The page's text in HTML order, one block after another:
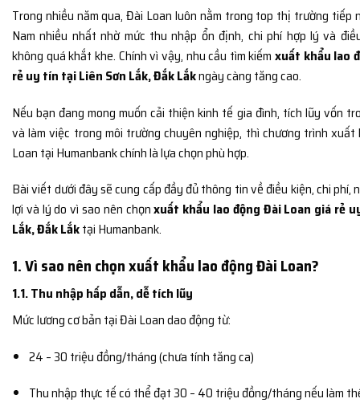
Trong nhiều năm qua,Đài Loan luôn nằm trong top thị trường tiếp
Nam nhiều nhất nhờ mức thu nhập ổn định, chi phí hợp lý và
không quá khắt khe. Chính vì vậy, nhu cầu tìm kiếmxuất khẩu lao
rẻ uy tín tại Liên Sơn Lắk, Đắk Lắkngày càng tăng cao.
Nếu bạn đang mong muốn cải thiện kinh tế gia đình, tích lũy vốn
và làm việc trong môi trường chuyên nghiệp, thì chương trình
Loan tại Humanbank chính là lựa chọn phù hợp.
Bài viết dưới đây sẽ cung cấp đầy đủ thông tin về điều kiện, chi phí,
lợi và lý do vì sao nên chọnxuất khẩu lao động Đài Loan giá rẻ
Lắk, Đắk Lắktại Humanbank.
1. Vì sao nên chọn xuất khẩu lao động Đài Loan?
1.1. Thu nhập hấp dẫn, dễ tích lũy
Mức lương cơ bản tại Đài Loan dao động từ:
24 – 30 triệu đồng/tháng (chưa tính tăng ca)
Thu nhập thực tế có thể đạt 30 – 40 triệu đồng/tháng nếu làm